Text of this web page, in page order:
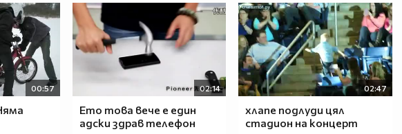
00:57 02:14
Ето това вече е един
адски здрав телефон
02:47
хлапе подлуди цял
стадион на концерт